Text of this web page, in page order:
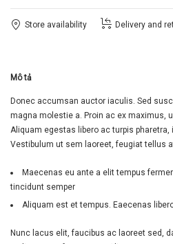
Store availability Delivery and
Mô tả
Donec accumsan auctor iaculis. Sed
magna molestie a. Proin ac ex maximus,
Aliquam egestas libero ac turpis
Vestibulum ut sem laoreet, feugiat tellus
Maecenas eu ante a elit tempus
tincidunt semper
Aliquam est et tempus. Eaecenas
Nunc lacus elit, faucibus ac laoreet sed,